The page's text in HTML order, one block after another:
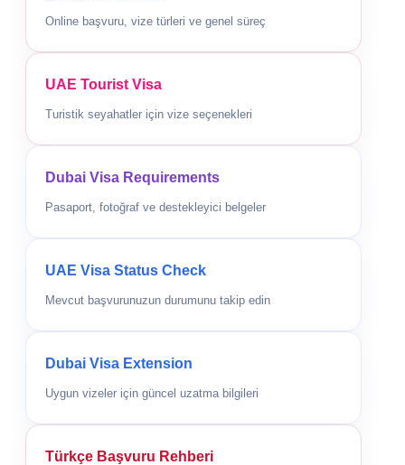
Online başvuru, vize türleri ve genel süreç
UAE Tourist Visa
Turistik seyahatler için vize seçenekleri
Dubai Visa Requirements
Pasaport, fotoğraf ve destekleyici belgeler
UAE Visa Status Check
Mevcut başvurunuzun durumunu takip edin
Dubai Visa Extension
Uygun vizeler için güncel uzatma bilgileri
Türkçe Başvuru Rehberi